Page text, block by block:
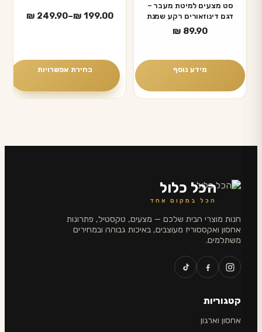
סט מצעים למיטת מעבר –
דגם דינוזאורים רקע שמנת
₪ 89.90
מידע נוסף
₪ 199.00
–
₪ 249.90
טווח
בחירת אפשרויות
מספר
לבחור
את
האפשרויות
הכל כלול
הכל במקום אחד
חנות מוצרי הבית שלכם — מצעים, טקסטיל, פתרונות
אחסון ואקססוריז מעוצבים, באיכות גבוהה ובמחירים
משתלמים.
קטגוריות
אחסון וארגון